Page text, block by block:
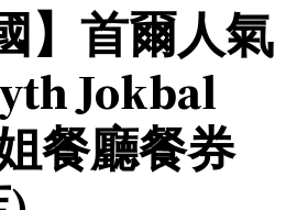
】首爾人氣
Jokbal
餐廳餐券